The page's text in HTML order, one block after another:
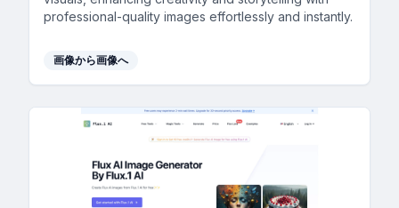
professional-quality images effortlessly and instantly.
画像から画像へ